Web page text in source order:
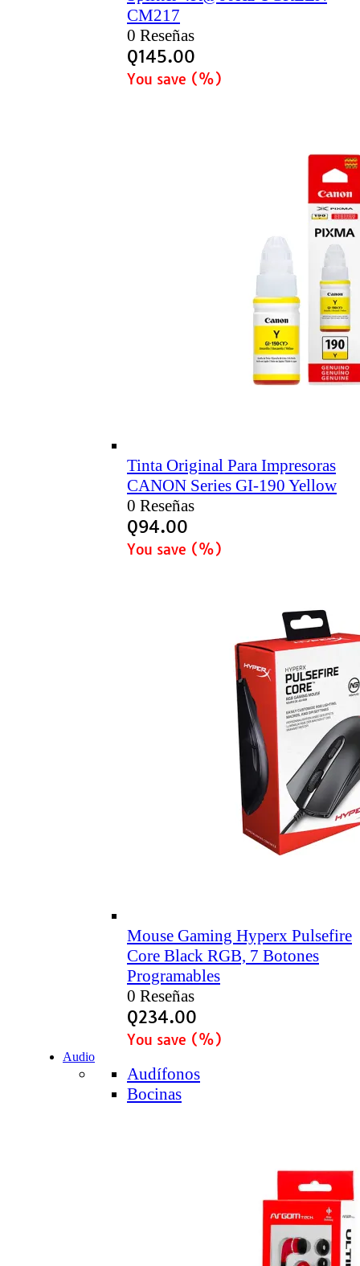
CM217
0 Reseñas
Q145.00
You save (%)
Tinta Original Para Impresoras
CANON Series GI-190 Yellow
0 Reseñas
Q94.00
You save (%)
Mouse Gaming Hyperx Pulsefire
Core Black RGB, 7 Botones
Programables
0 Reseñas
Q234.00
You save (%)
Audio
Audífonos
Bocinas